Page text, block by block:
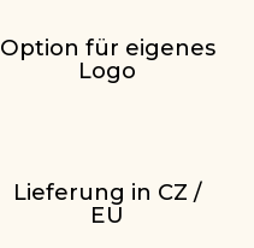
Option für eigenes
Logo
Lieferung in CZ /
EU